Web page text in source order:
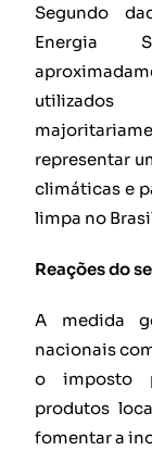
Segundo
Energia
representar
climáticas e
limpa no
Reações do
A medida
nacionais
o imposto
produtos
fomentar a